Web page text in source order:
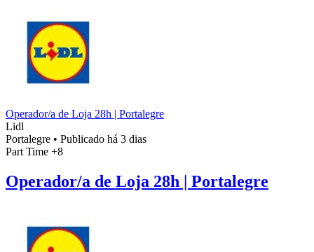
Operador/a de Loja 28h | Portalegre
Lidl
Portalegre • Publicado há 3 dias
Part Time +8
Operador/a de Loja 28h | Portalegre